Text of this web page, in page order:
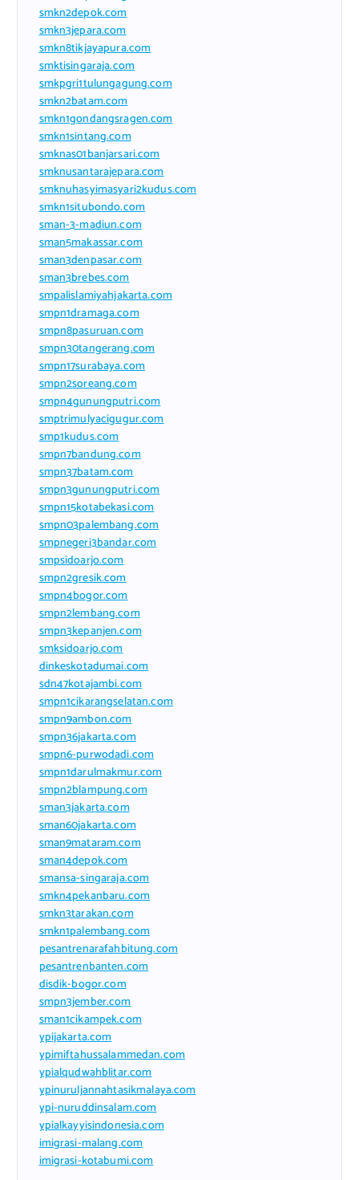
smkn2depok.com
smkn3jepara.com
smkn8tikjayapura.com
smktisingaraja.com
smkpgri1tulungagung.com
smkn2batam.com
smkn1gondangsragen.com
smkn1sintang.com
smknas01banjarsari.com
smknusantarajepara.com
smknuhasyimasyari2kudus.com
smkn1situbondo.com
sman-3-madiun.com
sman5makassar.com
sman3denpasar.com
sman3brebes.com
smpalislamiyahjakarta.com
smpn1dramaga.com
smpn8pasuruan.com
smpn30tangerang.com
smpn17surabaya.com
smpn2soreang.com
smpn4gunungputri.com
smptrimulyacigugur.com
smp1kudus.com
smpn7bandung.com
smpn37batam.com
smpn3gunungputri.com
smpn15kotabekasi.com
smpn03palembang.com
smpnegeri3bandar.com
smpsidoarjo.com
smpn2gresik.com
smpn4bogor.com
smpn2lembang.com
smpn3kepanjen.com
smksidoarjo.com
dinkeskotadumai.com
sdn47kotajambi.com
smpn1cikarangselatan.com
smpn9ambon.com
smpn36jakarta.com
smpn6-purwodadi.com
smpn1darulmakmur.com
smpn2blampung.com
sman3jakarta.com
sman60jakarta.com
sman9mataram.com
sman4depok.com
smansa-singaraja.com
smkn4pekanbaru.com
smkn3tarakan.com
smkn1palembang.com
pesantrenarafahbitung.com
pesantrenbanten.com
disdik-bogor.com
smpn3jember.com
sman1cikampek.com
ypijakarta.com
ypimiftahussalammedan.com
ypialqudwahblitar.com
ypinuruljannahtasikmalaya.com
ypi-nuruddinsalam.com
ypialkayyisindonesia.com
imigrasi-malang.com
imigrasi-kotabumi.com